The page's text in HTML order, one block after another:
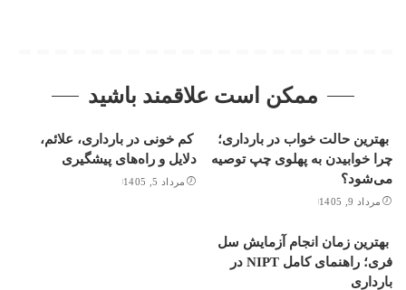
ممکن است علاقمند باشید
بهترین حالت خواب در بارداری؛
چرا خوابیدن به پهلوی چپ توصیه
می‌شود؟
مرداد 9, 1405
کم خونی در بارداری، علائم،
دلایل و راه‌های پیشگیری
مرداد 5, 1405
بهترین زمان انجام آزمایش سل
فری؛ راهنمای کامل NIPT در
بارداری